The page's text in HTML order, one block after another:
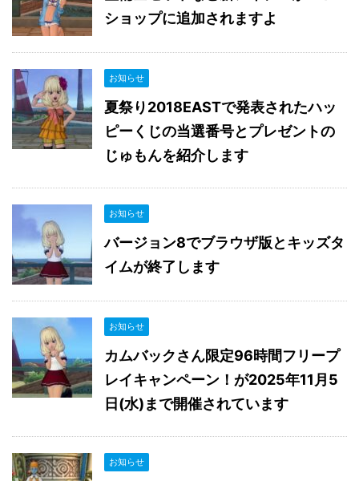
ショップに追加されますよ
お知らせ
夏祭り2018EASTで発表されたハッ
ピーくじの当選番号とプレゼントの
じゅもんを紹介します
お知らせ
バージョン8でブラウザ版とキッズタ
イムが終了します
お知らせ
カムバックさん限定96時間フリープ
レイキャンペーン！が2025年11月5
日(水)まで開催されています
お知らせ